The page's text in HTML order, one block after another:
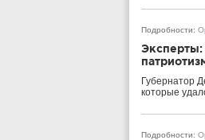
Подробности:
Эксперты:
Губернатор
которые
Подробности: